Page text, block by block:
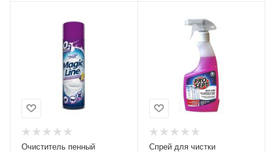
Очиститель пенный
Спрей для чистки